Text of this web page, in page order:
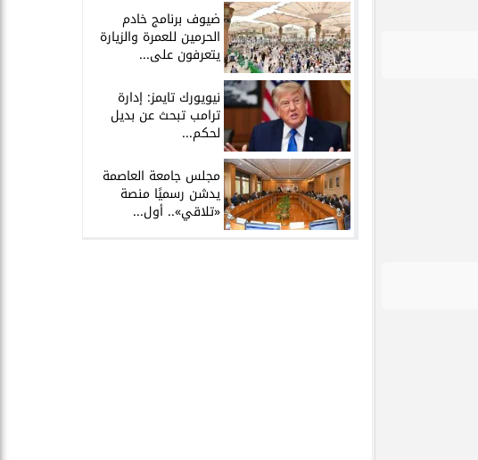
ضيوف برنامج خادم
الحرمين للعمرة والزيارة
يتعرفون على...
نيويورك تايمز: إدارة
ترامب تبحث عن بديل
لحكم...
مجلس جامعة العاصمة
يدشن رسميًا منصة
«تلاقي».. أول...